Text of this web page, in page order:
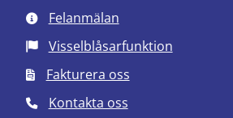
Felanmälan
Visselblåsarfunktion
Fakturera oss
Kontakta oss